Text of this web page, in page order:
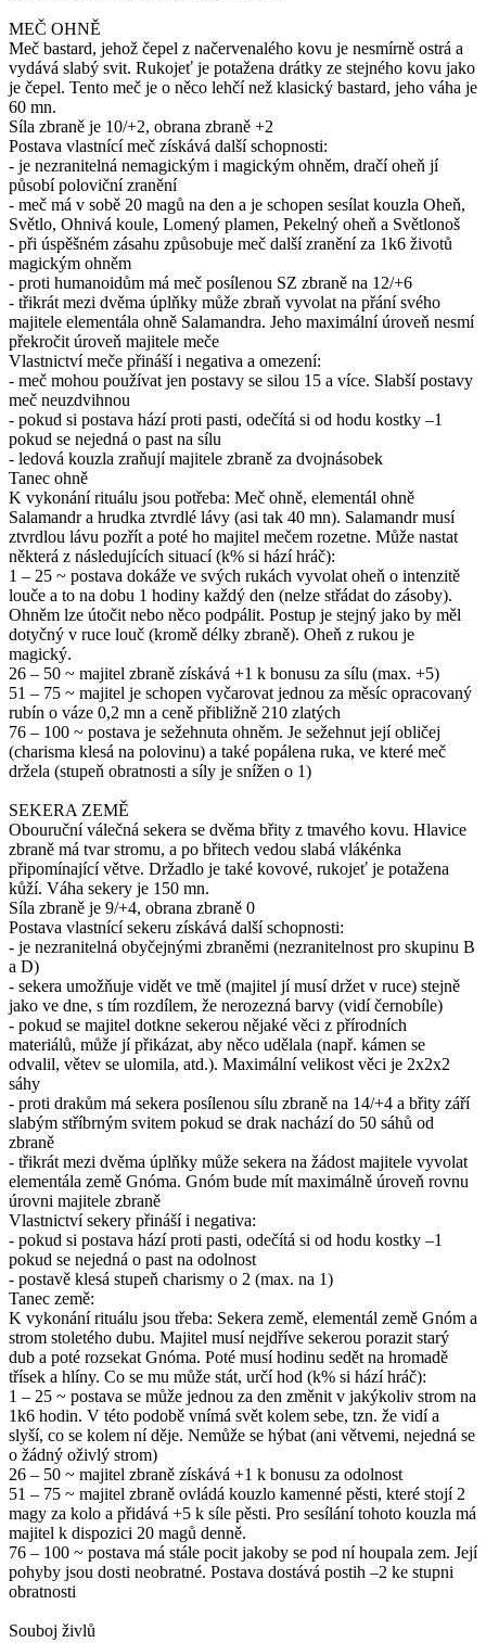
MEČ OHNĚ
Meč bastard, jehož čepel z načervenalého kovu je nesmírně ostrá a
vydává slabý svit. Rukojeť je potažena drátky ze stejného kovu jako
je čepel. Tento meč je o něco lehčí než klasický bastard, jeho váha je
60 mn.
Síla zbraně je 10/+2, obrana zbraně +2
Postava vlastnící meč získává další schopnosti:
- je nezranitelná nemagickým i magickým ohněm, dračí oheň jí
působí poloviční zranění
- meč má v sobě 20 magů na den a je schopen sesílat kouzla Oheň,
Světlo, Ohnivá koule, Lomený plamen, Pekelný oheň a Světlonoš
- při úspěšném zásahu způsobuje meč další zranění za 1k6 životů
magickým ohněm
- proti humanoidům má meč posílenou SZ zbraně na 12/+6
- třikrát mezi dvěma úplňky může zbraň vyvolat na přání svého
majitele elementála ohně Salamandra. Jeho maximální úroveň nesmí
překročit úroveň majitele meče
Vlastnictví meče přináší i negativa a omezení:
- meč mohou používat jen postavy se silou 15 a více. Slabší postavy
meč neuzdvihnou
- pokud si postava hází proti pasti, odečítá si od hodu kostky –1
pokud se nejedná o past na sílu
- ledová kouzla zraňují majitele zbraně za dvojnásobek
Tanec ohně
K vykonání rituálu jsou potřeba: Meč ohně, elementál ohně
Salamandr a hrudka ztvrdlé lávy (asi tak 40 mn). Salamandr musí
ztvrdlou lávu pozřít a poté ho majitel mečem rozetne. Může nastat
některá z následujících situací (k% si hází hráč):
1 – 25 ~ postava dokáže ve svých rukách vyvolat oheň o intenzitě
louče a to na dobu 1 hodiny každý den (nelze střádat do zásoby).
Ohněm lze útočit nebo něco podpálit. Postup je stejný jako by měl
dotyčný v ruce louč (kromě délky zbraně). Oheň z rukou je
magický.
26 – 50 ~ majitel zbraně získává +1 k bonusu za sílu (max. +5)
51 – 75 ~ majitel je schopen vyčarovat jednou za měsíc opracovaný
rubín o váze 0,2 mn a ceně přibližně 210 zlatých
76 – 100 ~ postava je sežehnuta ohněm. Je sežehnut její obličej
(charisma klesá na polovinu) a také popálena ruka, ve které meč
držela (stupeň obratnosti a síly je snížen o 1)
SEKERA ZEMĚ
Obouruční válečná sekera se dvěma břity z tmavého kovu. Hlavice
zbraně má tvar stromu, a po břitech vedou slabá vlákénka
připomínající větve. Držadlo je také kovové, rukojeť je potažena
kůží. Váha sekery je 150 mn.
Síla zbraně je 9/+4, obrana zbraně 0
Postava vlastnící sekeru získává další schopnosti:
- je nezranitelná obyčejnými zbraněmi (nezranitelnost pro skupinu B
a D)
- sekera umožňuje vidět ve tmě (majitel jí musí držet v ruce) stejně
jako ve dne, s tím rozdílem, že nerozezná barvy (vidí černobíle)
- pokud se majitel dotkne sekerou nějaké věci z přírodních
materiálů, může jí přikázat, aby něco udělala (např. kámen se
odvalil, větev se ulomila, atd.). Maximální velikost věci je 2x2x2
sáhy
- proti drakům má sekera posílenou sílu zbraně na 14/+4 a břity září
slabým stříbrným svitem pokud se drak nachází do 50 sáhů od
zbraně
- třikrát mezi dvěma úplňky může sekera na žádost majitele vyvolat
elementála země Gnóma. Gnóm bude mít maximálně úroveň rovnu
úrovni majitele zbraně
Vlastnictví sekery přináší i negativa:
- pokud si postava hází proti pasti, odečítá si od hodu kostky –1
pokud se nejedná o past na odolnost
- postavě klesá stupeň charismy o 2 (max. na 1)
Tanec země:
K vykonání rituálu jsou třeba: Sekera země, elementál země Gnóm a
strom stoletého dubu. Majitel musí nejdříve sekerou porazit starý
dub a poté rozsekat Gnóma. Poté musí hodinu sedět na hromadě
třísek a hlíny. Co se mu může stát, určí hod (k% si hází hráč):
1 – 25 ~ postava se může jednou za den změnit v jakýkoliv strom na
1k6 hodin. V této podobě vnímá svět kolem sebe, tzn. že vidí a
slyší, co se kolem ní děje. Nemůže se hýbat (ani větvemi, nejedná se
o žádný oživlý strom)
26 – 50 ~ majitel zbraně získává +1 k bonusu za odolnost
51 – 75 ~ majitel zbraně ovládá kouzlo kamenné pěsti, které stojí 2
magy za kolo a přidává +5 k síle pěsti. Pro sesílání tohoto kouzla má
majitel k dispozici 20 magů denně.
76 – 100 ~ postava má stále pocit jakoby se pod ní houpala zem. Její
pohyby jsou dosti neobratné. Postava dostává postih –2 ke stupni
obratnosti
Souboj živlů